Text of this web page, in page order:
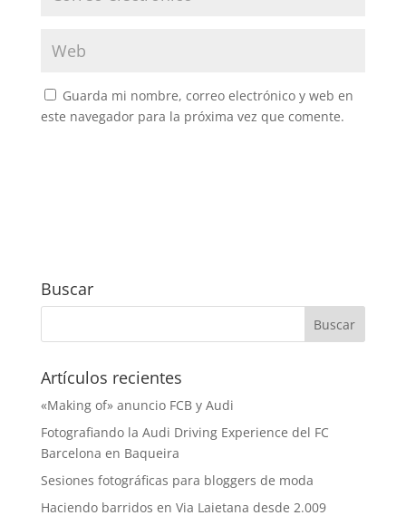
Guarda mi nombre, correo electrónico y web en
este navegador para la próxima vez que comente.
Buscar
Artículos recientes
«Making of» anuncio FCB y Audi
Fotografiando la Audi Driving Experience del FC
Barcelona en Baqueira
Sesiones fotográficas para bloggers de moda
Haciendo barridos en Via Laietana desde 2.009